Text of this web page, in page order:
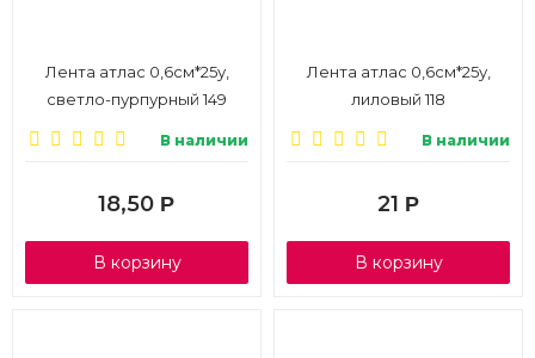
Лента атлас 0,6см*25у,
светло-пурпурный 149
В наличии
18,50 Р
В корзину
Лента атлас 0,6см*25у,
лиловый 118
В наличии
21 Р
В корзину